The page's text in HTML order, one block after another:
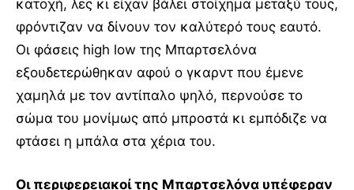
κατοχή, λες κι είχαν βάλει στοίχημα μεταξύ τους,
φρόντιζαν να δίνουν τον καλύτερό τους εαυτό.
Οι φάσεις high low της Μπαρτσελόνα
εξουδετερώθηκαν αφού ο γκαρντ που έμενε
χαμηλά με τον αντίπαλο ψηλό, περνούσε το
σώμα του μονίμως από μπροστά κι εμπόδιζε να
φτάσει η μπάλα στα χέρια του.
Οι περιφερειακοί της Μπαρτσελόνα υπέφεραν